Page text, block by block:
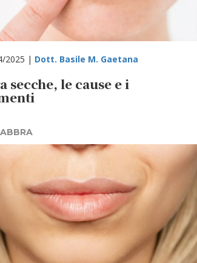
2025 | Dott. Basile M. Gaetana
secche, le cause e i